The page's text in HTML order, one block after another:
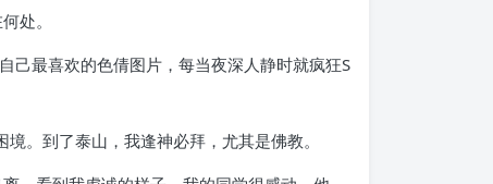
处。
己最喜欢的色倩图片，每当夜深人静时就疯狂S
。到了泰山，我逢神必拜，尤其是佛教。